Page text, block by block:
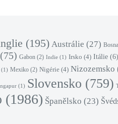
(195) Austrálie (27)
(75) Gabon(2) Indie(1) Irsko (4) Itálie(6)
(1) Mexiko(2) Nigérie(4) Nizozemsko
(1) Slovensko (759)
(1986) Španělsko (23)